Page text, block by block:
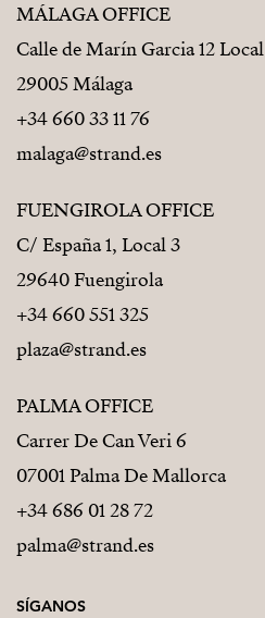
MÁLAGA OFFICE
Calle de Marín Garcia 12 Local
29005 Málaga
+34 660 33 11 76
malaga@strand.es
FUENGIROLA OFFICE
C/ España 1, Local 3
29640 Fuengirola
+34 660 551 325
plaza@strand.es
PALMA OFFICE
Carrer De Can Veri 6
07001 Palma De Mallorca
+34 686 01 28 72
palma@strand.es
SÍGANOS